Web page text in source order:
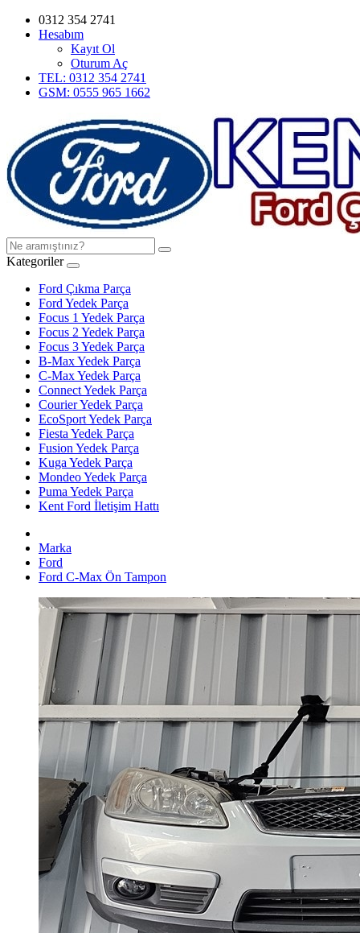
0312 354 2741
Hesabım
Kayıt Ol
Oturum Aç
TEL: 0312 354 2741
GSM: 0555 965 1662
Kategoriler
Ford Çıkma Parça
Ford Yedek Parça
Focus 1 Yedek Parça
Focus 2 Yedek Parça
Focus 3 Yedek Parça
B-Max Yedek Parça
C-Max Yedek Parça
Connect Yedek Parça
Courier Yedek Parça
EcoSport Yedek Parça
Fiesta Yedek Parça
Fusion Yedek Parça
Kuga Yedek Parça
Mondeo Yedek Parça
Puma Yedek Parça
Kent Ford İletişim Hattı
Marka
Ford
Ford C-Max Ön Tampon